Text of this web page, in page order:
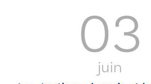
03
juin